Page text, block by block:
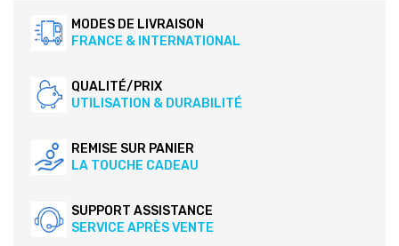
MODES DE LIVRAISON
FRANCE & INTERNATIONAL
QUALITÉ/PRIX
UTILISATION & DURABILITÉ
REMISE SUR PANIER
LA TOUCHE CADEAU
SUPPORT ASSISTANCE
SERVICE APRÈS VENTE